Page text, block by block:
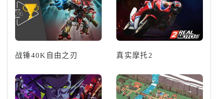
战锤40K自由之刃 真实摩托2